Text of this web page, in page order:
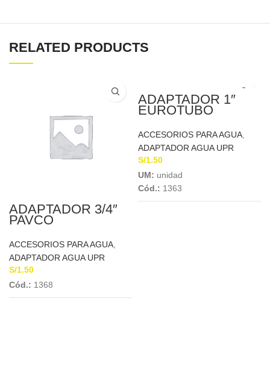
RELATED PRODUCTS
ADAPTADOR 3/4″
PAVCO
ACCESORIOS PARA AGUA
ADAPTADOR AGUA UPR
S/1.50
Cód.: 1368
ADAPTADOR 1″
EUROTUBO
ACCESORIOS PARA AGUA
ADAPTADOR AGUA UPR
S/1.50
UM: unidad
Cód.: 1363